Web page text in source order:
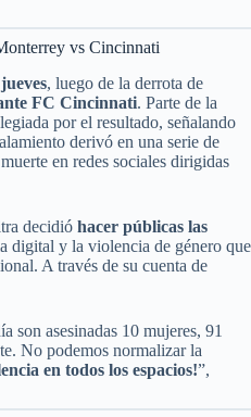
vs Cincinnati
jueves, luego de la derrota de
FC Cincinnati. Parte de la
por el resultado, señalando
derivó en una serie de
en redes sociales dirigidas
decidió hacer públicas las
digital y la violencia de género que
A través de su cuenta de
son asesinadas 10 mujeres, 91
No podemos normalizar la
en todos los espacios!”,